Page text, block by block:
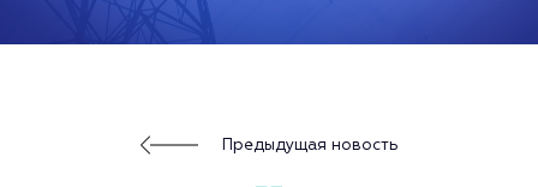
Предыдущая новость